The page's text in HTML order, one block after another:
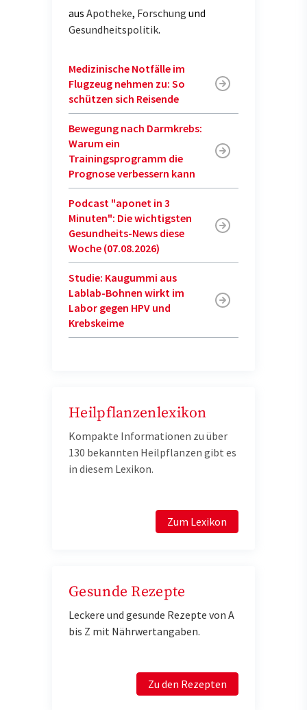
aus Apotheke, Forschung und
Gesundheitspolitik.
Medizinische Notfälle im
Flugzeug nehmen zu: So
schützen sich Reisende
Bewegung nach Darmkrebs:
Warum ein
Trainingsprogramm die
Prognose verbessern kann
Podcast "aponet in 3
Minuten": Die wichtigsten
Gesundheits-News diese
Woche (07.08.2026)
Studie: Kaugummi aus
Lablab-Bohnen wirkt im
Labor gegen HPV und
Krebskeime
Heilpflanzenlexikon
Kompakte Informationen zu über
130 bekannten Heilpflanzen gibt es
in diesem Lexikon.
Zum Lexikon
Gesunde Rezepte
Leckere und gesunde Rezepte von A
bis Z mit Nährwertangaben.
Zu den Rezepten